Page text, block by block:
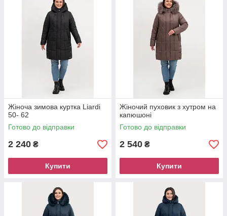
Жіноча зимова куртка Liardi
50- 62
Готово до відправки
2 240 ₴
Купити
Жіночий пуховик з хутром на
капюшоні
Готово до відправки
2 540 ₴
Купити